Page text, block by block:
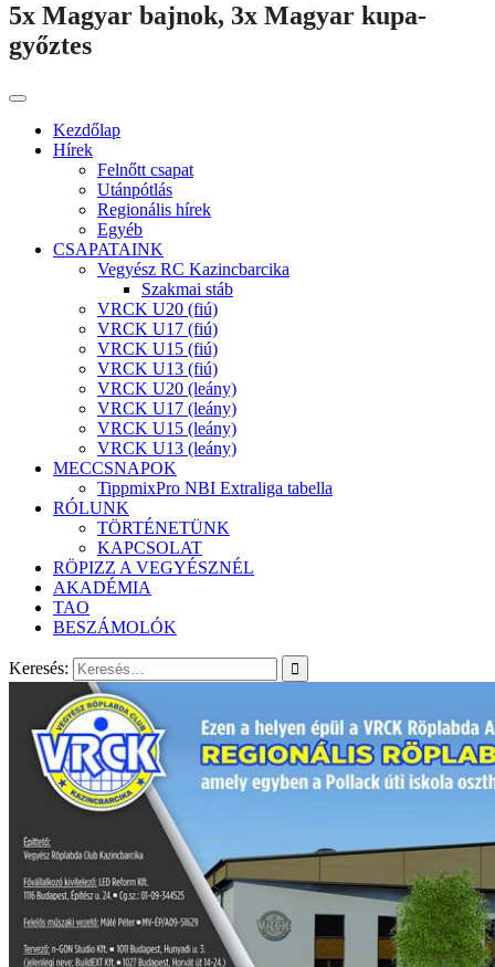
5x Magyar bajnok, 3x Magyar kupa-
győztes
Kezdőlap
Hírek
Felnőtt csapat
Utánpótlás
Regionális hírek
Egyéb
CSAPATAINK
Vegyész RC Kazincbarcika
Szakmai stáb
VRCK U20 (fiú)
VRCK U17 (fiú)
VRCK U15 (fiú)
VRCK U13 (fiú)
VRCK U20 (leány)
VRCK U17 (leány)
VRCK U15 (leány)
VRCK U13 (leány)
MECCSNAPOK
TippmixPro NBI Extraliga tabella
RÓLUNK
TÖRTÉNETÜNK
KAPCSOLAT
RÖPIZZ A VEGYÉSZNÉL
AKADÉMIA
TAO
BESZÁMOLÓK
Keresés: